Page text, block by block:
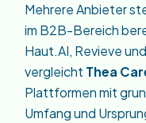
Mehrere Anbieter
im B2B-Bereich
Haut.AI, Revieve
vergleicht Thea
Plattformen mit
Umfang und